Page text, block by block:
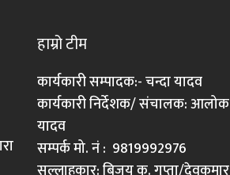
हाम्रो टीम
कार्यकारी सम्पादक:- चन्दा यादव
कार्यकारी निर्देशक/ संचालक: आलोक
यादव
सम्पर्क मो. नं : 9819992976